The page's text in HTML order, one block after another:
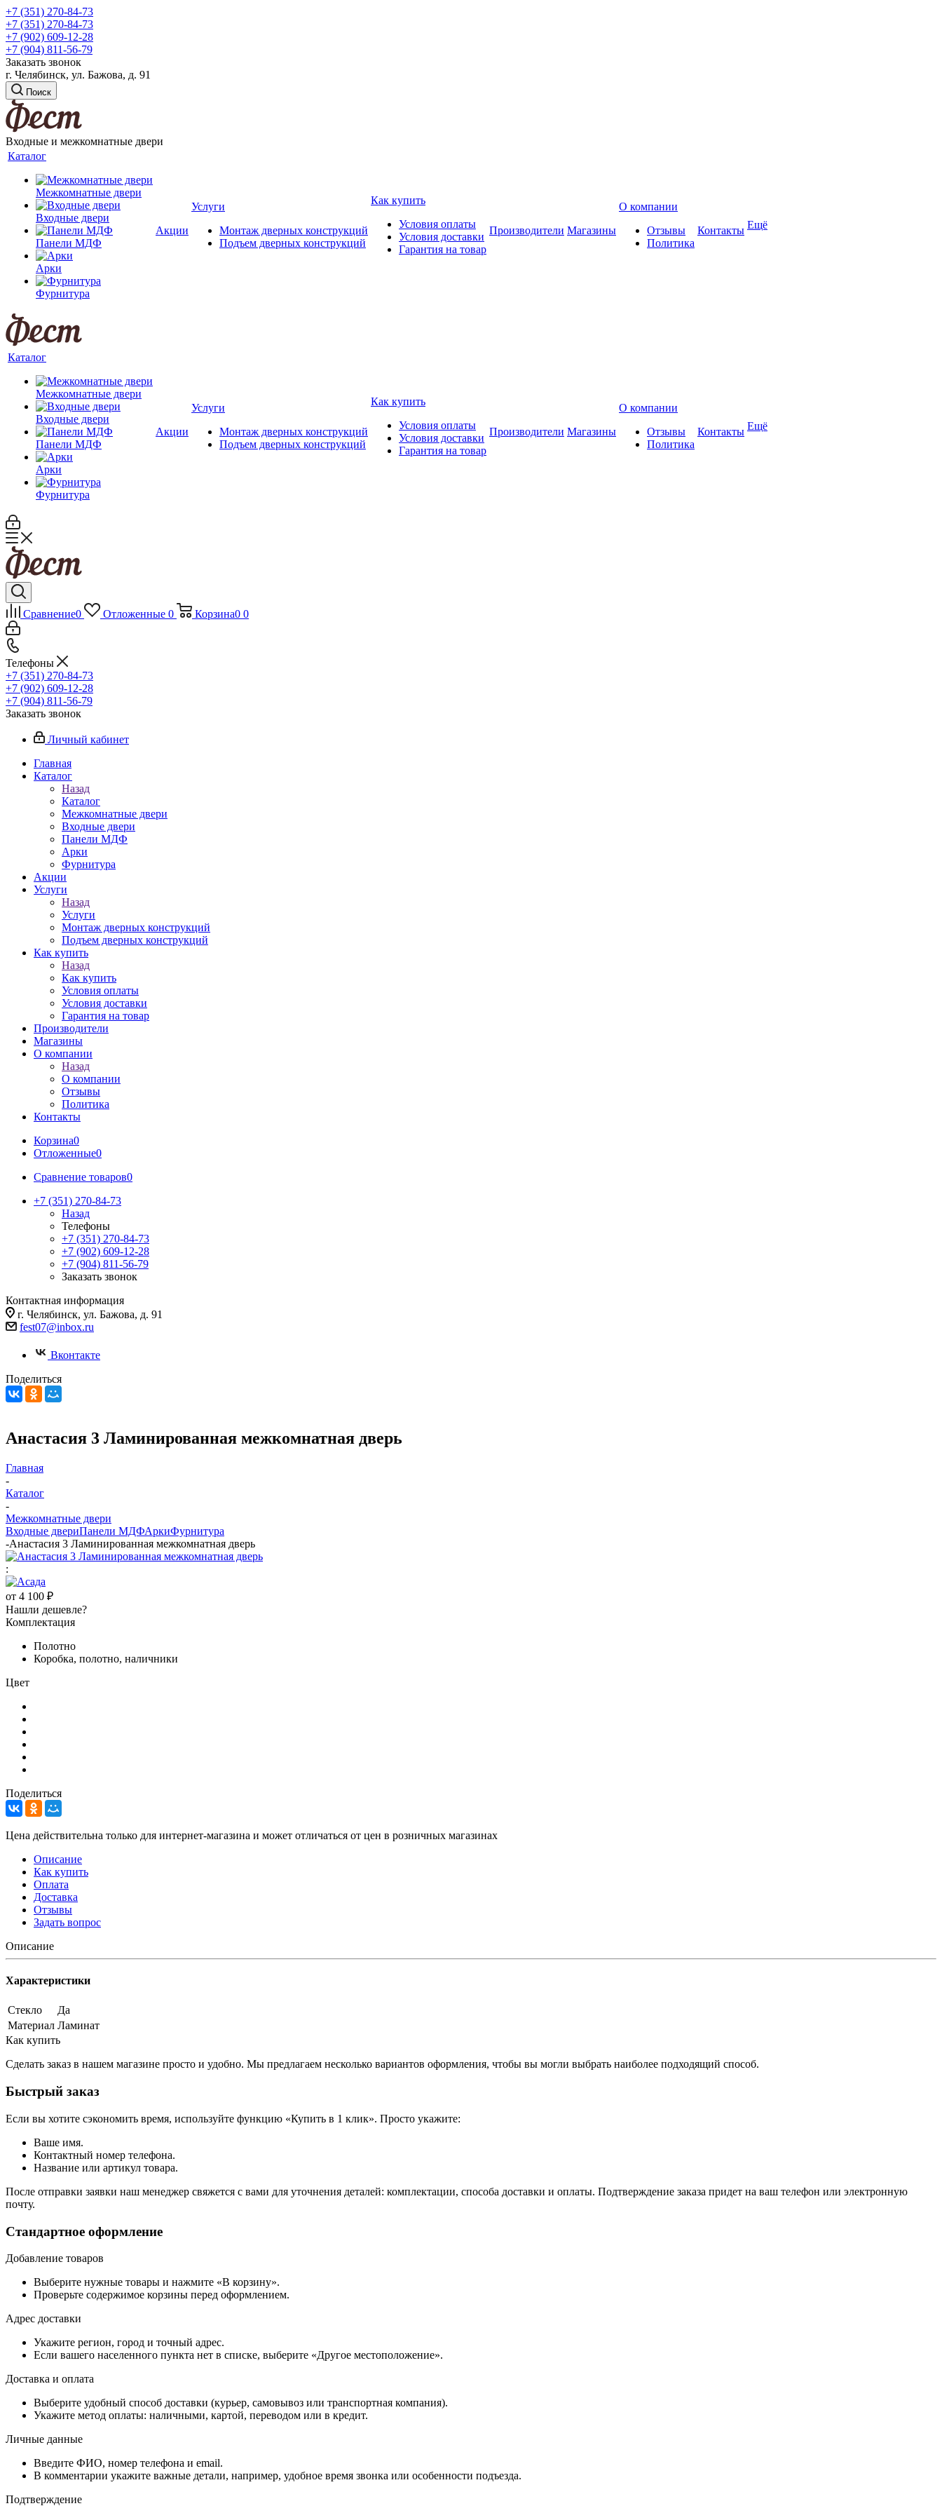
+7 (351) 270-84-73
+7 (351) 270-84-73
+7 (902) 609-12-28
+7 (904) 811-56-79
Заказать звонок
г. Челябинск, ул. Бажова, д. 91
Поиск
Входные и межкомнатные двери
Каталог
Межкомнатные двери
Входные двери
Панели МДФ
Арки
Фурнитура
Акции
Услуги
Монтаж дверных конструкций
Подъем дверных конструкций
Как купить
Условия оплаты
Условия доставки
Гарантия на товар
Производители Магазины
О компании
Отзывы
Политика
Контакты Ещё
Каталог
Межкомнатные двери
Входные двери
Панели МДФ
Арки
Фурнитура
Акции
Услуги
Монтаж дверных конструкций
Подъем дверных конструкций
Как купить
Условия оплаты
Условия доставки
Гарантия на товар
Производители Магазины
О компании
Отзывы
Политика
Контакты Ещё
Сравнение0 Отложенные 0 Корзина0 0
Телефоны
+7 (351) 270-84-73
+7 (902) 609-12-28
+7 (904) 811-56-79
Заказать звонок
Личный кабинет
Главная
Каталог
Назад
Каталог
Межкомнатные двери
Входные двери
Панели МДФ
Арки
Фурнитура
Акции
Услуги
Назад
Услуги
Монтаж дверных конструкций
Подъем дверных конструкций
Как купить
Назад
Как купить
Условия оплаты
Условия доставки
Гарантия на товар
Производители
Магазины
О компании
Назад
О компании
Отзывы
Политика
Контакты
Корзина0
Отложенные0
Сравнение товаров0
+7 (351) 270-84-73
Назад
Телефоны
+7 (351) 270-84-73
+7 (902) 609-12-28
+7 (904) 811-56-79
Заказать звонок
Контактная информация
г. Челябинск, ул. Бажова, д. 91
fest07@inbox.ru
Вконтакте
Поделиться
Анастасия 3 Ламинированная межкомнатная дверь
Главная
-
Каталог
-
Межкомнатные двери
Входные двериПанели МДФАркиФурнитура
-Анастасия 3 Ламинированная межкомнатная дверь
:
от 4 100 ₽
Нашли дешевле?
Комплектация
Полотно
Коробка, полотно, наличники
Цвет
Поделиться
Цена действительна только для интернет-магазина и может отличаться от цен в розничных магазинах
Описание
Как купить
Оплата
Доставка
Отзывы
Задать вопрос
Описание
Характеристики
Стекло
Да
Материал Ламинат
Как купить
Сделать заказ в нашем магазине просто и удобно. Мы предлагаем несколько вариантов оформления, чтобы вы могли выбрать наиболее подходящий способ.
Быстрый заказ
Если вы хотите сэкономить время, используйте функцию «Купить в 1 клик». Просто укажите:
Ваше имя.
Контактный номер телефона.
Название или артикул товара.
После отправки заявки наш менеджер свяжется с вами для уточнения деталей: комплектации, способа доставки и оплаты. Подтверждение заказа придет на ваш телефон или электронную
почту.
Стандартное оформление
Добавление товаров
Выберите нужные товары и нажмите «В корзину».
Проверьте содержимое корзины перед оформлением.
Адрес доставки
Укажите регион, город и точный адрес.
Если вашего населенного пункта нет в списке, выберите «Другое местоположение».
Доставка и оплата
Выберите удобный способ доставки (курьер, самовывоз или транспортная компания).
Укажите метод оплаты: наличными, картой, переводом или в кредит.
Личные данные
Введите ФИО, номер телефона и email.
В комментарии укажите важные детали, например, удобное время звонка или особенности подъезда.
Подтверждение